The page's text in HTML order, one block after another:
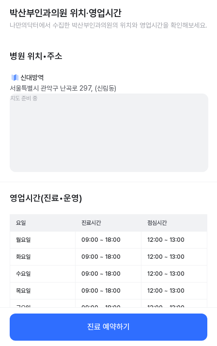
박산부인과의원 위치·영업시간
나만의닥터에서 수집한 박산부인과의원의 위치와 영업시간을 확인해보세요.
병원 위치•주소
신대방역
서울특별시 관악구 난곡로 297, (신림동)
지도 준비 중
영업시간(진료•운영)
요일 진료시간 점심시간
월요일 09:00 ~ 18:00 12:00 ~ 13:00
화요일 09:00 ~ 18:00 12:00 ~ 13:00
수요일 09:00 ~ 18:00 12:00 ~ 13:00
목요일 09:00 ~ 18:00 12:00 ~ 13:00
금요일 09:00 ~ 18:00 12:00 ~ 13:00
09:00 ~ 14:00
일요일 휴무 -
진료 예약하기